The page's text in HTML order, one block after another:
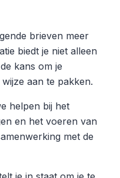
brieven meer
biedt je niet alleen
kans om je
aan te pakken.
helpen bij het
en het voeren van
met de